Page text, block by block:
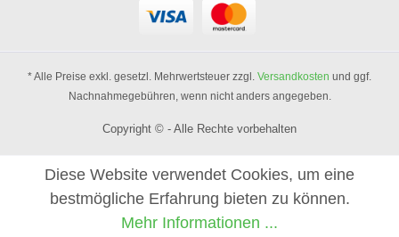
* Alle Preise exkl. gesetzl. Mehrwertsteuer zzgl. Versandkosten und ggf.
Nachnahmegebühren, wenn nicht anders angegeben.
Copyright © - Alle Rechte vorbehalten
Diese Website verwendet Cookies, um eine
bestmögliche Erfahrung bieten zu können.
Mehr Informationen ...